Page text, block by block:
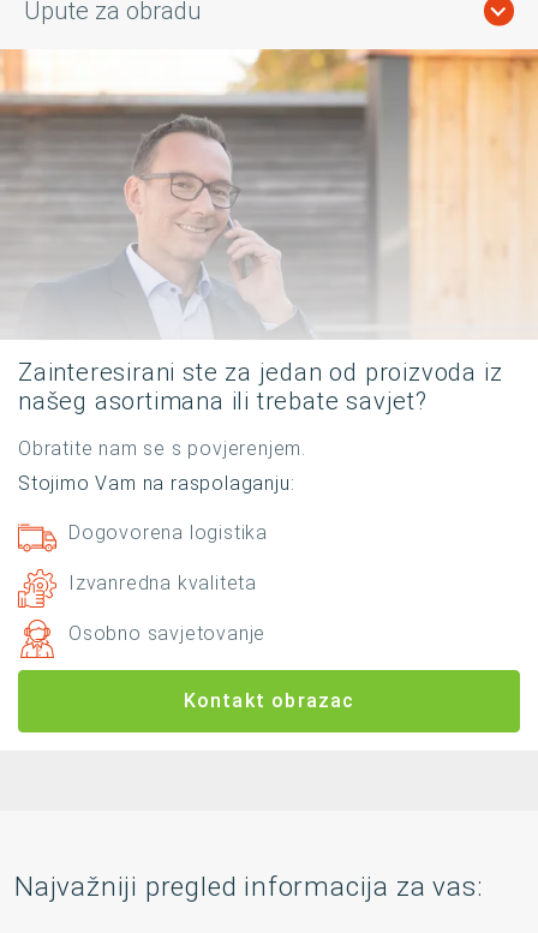
Upute za obradu
Zainteresirani ste za jedan od proizvoda iz
našeg asortimana ili trebate savjet?
Obratite nam se s povjerenjem.
Stojimo Vam na raspolaganju:
Dogovorena logistika
Izvanredna kvaliteta
Osobno savjetovanje
Kontakt obrazac
Najvažniji pregled informacija za vas: